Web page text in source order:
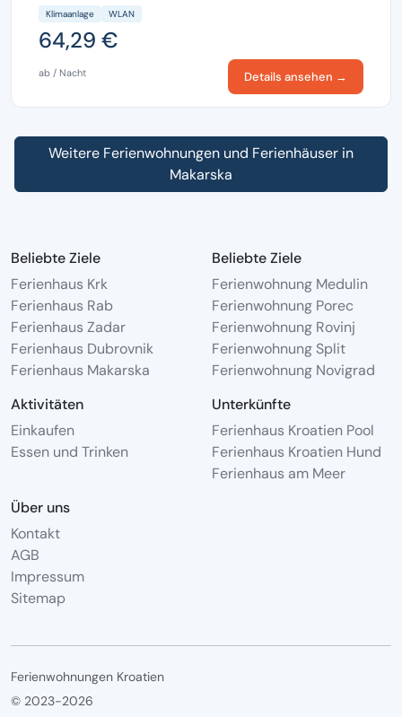
Klimaanlage WLAN
64,29 €
ab / Nacht Details ansehen →
Weitere Ferienwohnungen und Ferienhäuser in
Makarska
Beliebte Ziele
Ferienhaus Krk
Ferienhaus Rab
Ferienhaus Zadar
Ferienhaus Dubrovnik
Ferienhaus Makarska
Beliebte Ziele
Ferienwohnung Medulin
Ferienwohnung Porec
Ferienwohnung Rovinj
Ferienwohnung Split
Ferienwohnung Novigrad
Aktivitäten
Einkaufen
Essen und Trinken
Unterkünfte
Ferienhaus Kroatien Pool
Ferienhaus Kroatien Hund
Ferienhaus am Meer
Über uns
Kontakt
AGB
Impressum
Sitemap
Ferienwohnungen Kroatien
© 2023-2026